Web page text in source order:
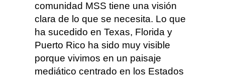
comunidad MSS tiene una visión
clara de lo que se necesita. Lo que
ha sucedido en Texas, Florida y
Puerto Rico ha sido muy visible
porque vivimos en un paisaje
mediático centrado en los Estados